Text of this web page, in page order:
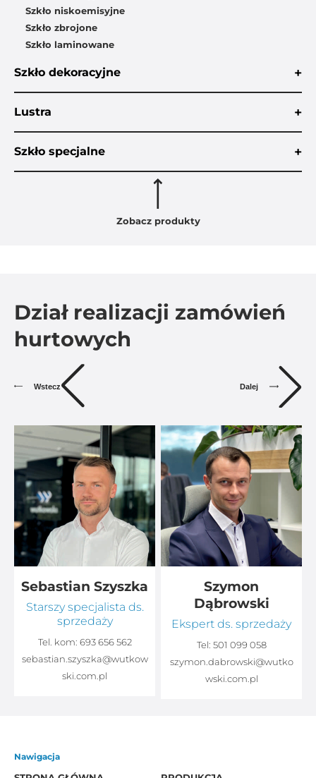
Szkło niskoemisyjne
Szkło zbrojone
Szkło laminowane
Szkło dekoracyjne +
Lustra +
Szkło specjalne +
Zobacz produkty
Dział realizacji zamówień
hurtowych
Wstecz Dalej
Sebastian Szyszka
Starszy specjalista ds.
sprzedaży
Tel. kom: 693 656 562
sebastian.szyszka@wutkow
ski.com.pl
Szymon
Dąbrowski
Ekspert ds. sprzedaży
Tel: 501 099 058
szymon.dabrowski@wutko
wski.com.pl
Nawigacja